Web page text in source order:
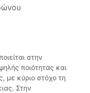
στην
ποιότητας και
με κύριο στόχο τη
Στην